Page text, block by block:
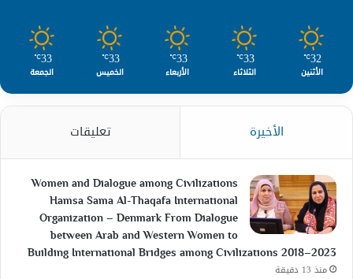
32
℃
الأثنين
33
℃
الثلاثاء
33
℃
الأربعاء
33
℃
الخميس
33
℃
الجمعة
الأخيرة تعليقات
Women and Dialogue among Civilizations
Hamsa Sama Al-Thaqafa International
Organization – Denmark From Dialogue
between Arab and Western Women to
Building International Bridges among Civilizations 2018–2023
منذ 13 دقيقة